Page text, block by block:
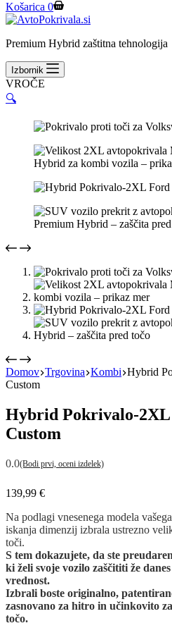
Košarica 0
Premium Hybrid zaštitna tehnologija
Izbornik
VROČE
🔍
Domov Trgovina Kombi Hybrid
Custom
Hybrid Pokrivalo-2XL
Custom
0.0(Bodi prvi, oceni izdelek)
139,99 €
Na podlagi vnesenega modela
iskanja dimenzij izbrala ustrezno
toči.
S tem dokazujete, da ste
ki želi svoje vozilo zaščititi že
vrednost.
Izbrali boste originalno,
zasnovano za hitro in učinkovito
točo.